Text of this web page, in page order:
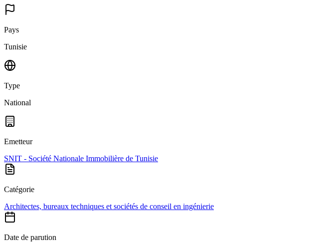
Pays
Tunisie
Type
National
Emetteur
SNIT - Société Nationale Immobilière de Tunisie
Catégorie
Architectes, bureaux techniques et sociétés de conseil en ingénierie
Date de parution